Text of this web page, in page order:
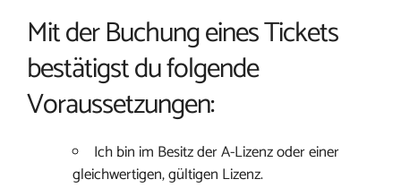
Mit der Buchung eines Tickets
bestätigst du folgende
Voraussetzungen:
Ich bin im Besitz der A-Lizenz oder einer
gleichwertigen, gültigen Lizenz.